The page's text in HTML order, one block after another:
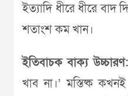
ইত্যাদি ধীরে ধীরে বাদ
শতাংশ কম খান।
ইতিবাচক বাক্য উচ্চারণ:
খাব না।’ মস্তিষ্ক